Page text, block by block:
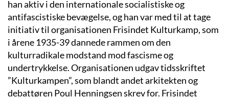
han aktiv i den internationale socialistiske og
antifascistiske bevægelse, og han var med til at tage
initiativ til organisationen Frisindet Kulturkamp, som
i årene 1935-39 dannede rammen om den
kulturradikale modstand mod fascisme og
undertrykkelse. Organisationen udgav tidsskriftet
”Kulturkampen”, som blandt andet arkitekten og
debattøren Poul Henningsen skrev for. Frisindet